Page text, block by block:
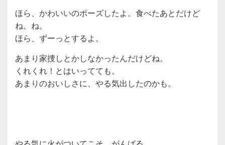
ほら、かわいいのポーズしたよ。食べたあとだけど
ね。ね。
ほら、ずーっとするよ。
あまり家捜しとかしなかったんだけどね。
くれくれ！とはいってても。
あまりのおいしさに、やる気出したのかも。